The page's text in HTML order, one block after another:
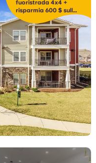
fuoristrada 4x4 +
risparmia 600 $ sulle
spese!